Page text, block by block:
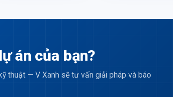
án của bạn?
thuật — V Xanh sẽ tư vấn giải pháp và báo